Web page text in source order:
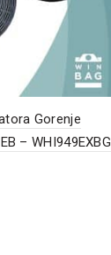
Gorenje
– WHI949EXBG